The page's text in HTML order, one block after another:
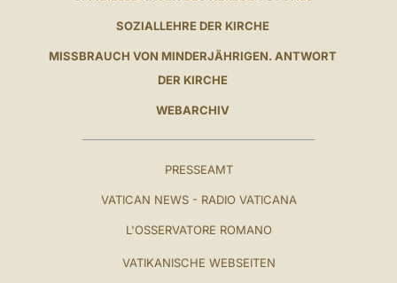
SOZIALLEHRE DER KIRCHE
MISSBRAUCH VON MINDERJÄHRIGEN. ANTWORT
DER KIRCHE
WEBARCHIV
PRESSEAMT
VATICAN NEWS - RADIO VATICANA
L'OSSERVATORE ROMANO
VATIKANISCHE WEBSEITEN